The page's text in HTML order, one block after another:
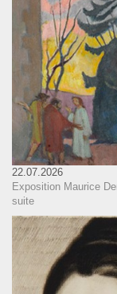
22.07.2026
Exposition Maurice
suite